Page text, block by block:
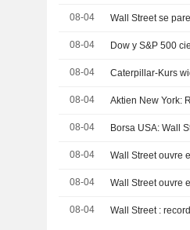
08-04 Wall Street se
08-04
08-04 Caterpillar-Kurs
08-04 Aktien New York:
08-04 Borsa USA: Wall
08-04
08-04 Wall Street ouvre
08-04 Wall Street :